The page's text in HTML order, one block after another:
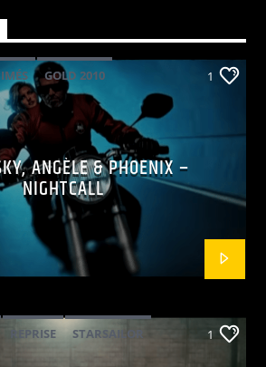
GOLD 2010
POP ELECTRO
1
ANGÈLE & PHOENIX –
NIGHTCALL
REPRISE STARSAILOR 1